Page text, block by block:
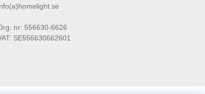
nr: 556630-6626
SE556630662601